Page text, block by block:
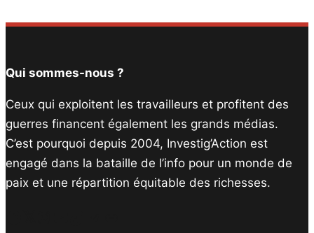
Qui sommes-nous ?
Ceux qui exploitent les travailleurs et profitent des
guerres financent également les grands médias.
C’est pourquoi depuis 2004, Investig’Action est
engagé dans la bataille de l’info pour un monde de
paix et une répartition équitable des richesses.